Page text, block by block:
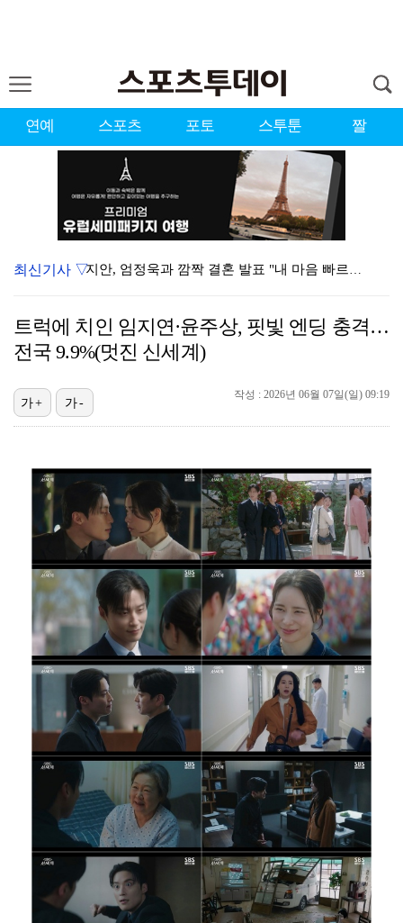
연예 스포츠 포토 스투툰 짤
지안, 엄정욱과 깜짝 결혼 발표 "내 마음 빠르게 사로…
[ST포토] 최정원, 강하게 때린다
한정수, 황정민 사생활 논란에 "너무 불공정한 게임"
[ST포토] 김민별, 최종라운드 기대하세요
[ST포토] 이예원, 밝은 미소로 출발
씨야 남규리, 글로벌로…10년 만에 상해 출장 "음반·…
최신기사 ▽
트럭에 치인 임지연·윤주상, 핏빛 엔딩 충격…
전국 9.9%(멋진 신세계)
작성 : 2026년 06월 07일(일) 09:19
가+ 가-